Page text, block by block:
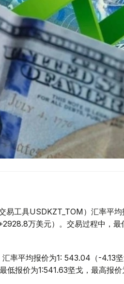
易工具USDKZT_TOM）汇率平
万美元）。交易过程中，
率平均报价为1: 543.04（-4.13
低报价为1:541.63坚戈，最高报价